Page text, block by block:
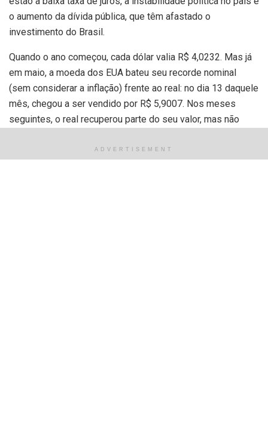
o aumento da dívida pública, que têm afastado o
investimento do Brasil.
Quando o ano começou, cada dólar valia R$ 4,0232. Mas já
em maio, a moeda dos EUA bateu seu recorde nominal
(sem considerar a inflação) frente ao real: no dia 13 daquele
mês, chegou a ser vendido por R$ 5,9007. Nos meses
seguintes, o real recuperou parte do seu valor, mas não
“Apesar de a desvalorização do real ter diminuído a partir
ADVERTISEMENT